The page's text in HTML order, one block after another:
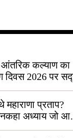
आंतरिक कल्याण का
दिवस 2026 पर
प्रताप?
अध्याय जो